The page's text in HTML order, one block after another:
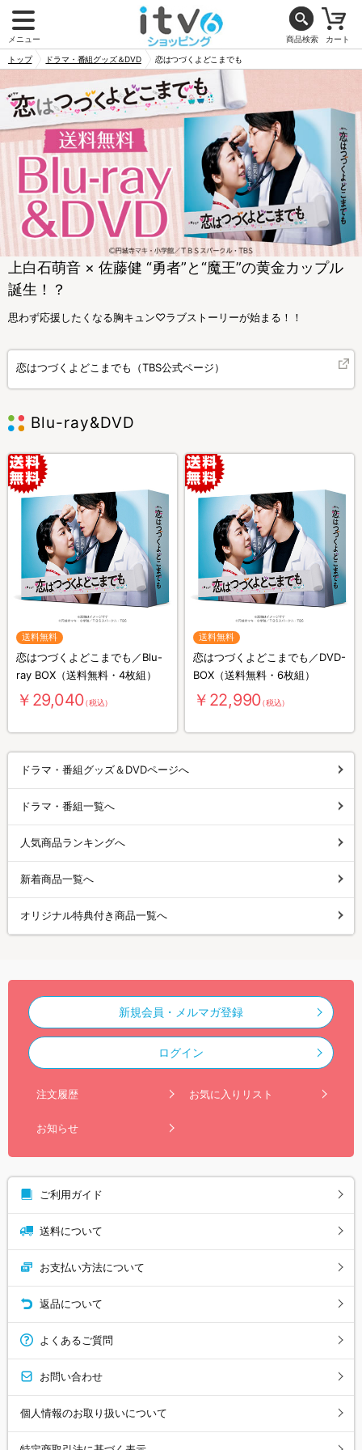
メニュー 商品検索 カート
トップ ドラマ・番組グッズ＆DVD 恋はつづくよどこまでも
上白石萌音 × 佐藤健 “勇者”と“魔王”の黄金カップル
誕生！？
思わず応援したくなる胸キュン♡ラブストーリーが始まる！！
恋はつづくよどこまでも（TBS公式ページ）
Blu-ray&DVD
送料無料
恋はつづくよどこまでも／Blu-
ray BOX（送料無料・4枚組）
￥29,040（税込）
送料無料
恋はつづくよどこまでも／DVD-
BOX（送料無料・6枚組）
￥22,990（税込）
ドラマ・番組グッズ＆DVDページへ
ドラマ・番組一覧へ
人気商品ランキングへ
新着商品一覧へ
オリジナル特典付き商品一覧へ
新規会員・メルマガ登録
ログイン
注文履歴 お気に入りリスト
お知らせ
ご利用ガイド
送料について
お支払い方法について
返品について
よくあるご質問
お問い合わせ
個人情報のお取り扱いについて